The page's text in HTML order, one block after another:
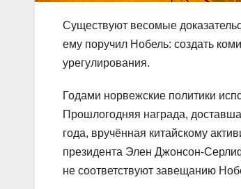
Существуют весомые
ему поручил Нобель: создать
урегулирования.
Годами норвежские политики
Прошлогодняя награда,
года, вручённая китайскому
президента Элен Джонсон-
не соответствуют завещанию